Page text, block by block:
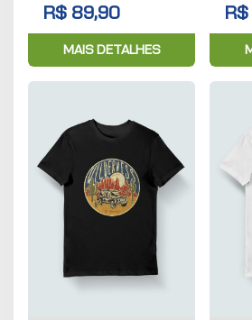
R$ 89,90
MAIS DETALHES